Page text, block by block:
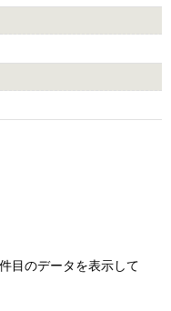
目のデータを表示して